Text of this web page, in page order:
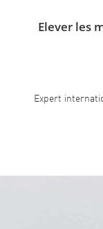
Elever les
Expert